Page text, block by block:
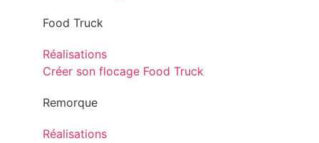
Food Truck
Réalisations
Créer son flocage Food Truck
Remorque
Réalisations